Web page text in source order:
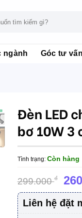
ngành Góc tư vấn
Đèn LED
bơ 10W 3
Tình trạng: Còn hàng
299.000₫
Giá
là:
Liên hệ đặt